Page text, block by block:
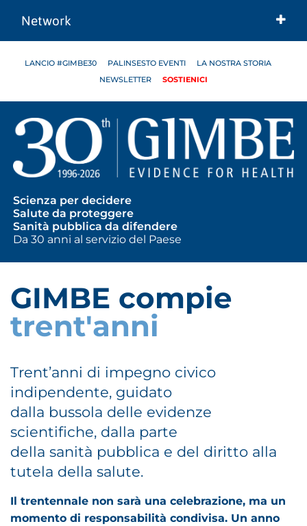
Network
LANCIO #GIMBE30 PALINSESTO EVENTI
LA NOSTRA STORIA
NEWSLETTER
SOSTIENICI
Scienza per decidere
Salute da proteggere
Sanità pubblica da difendere
Da 30 anni al servizio del Paese
GIMBE compie
trent'anni
Trent’anni di impegno civico
indipendente, guidato
dalla bussola delle evidenze
scientifiche, dalla parte
della sanità pubblica e del diritto alla
tutela della salute.
Il trentennale non sarà una celebrazione, ma un
momento di responsabilità condivisa. Un anno